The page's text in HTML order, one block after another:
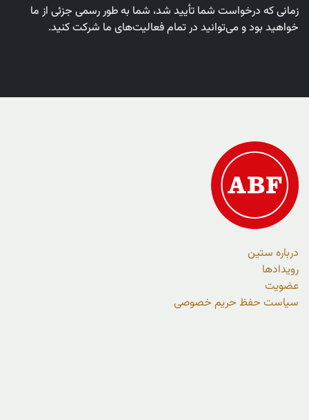
زمانی که درخواست شما تأیید شد، شما به طور رسمی جزئی از ما
خواهید بود و می‌توانید در تمام فعالیت‌های ما شرکت کنید.
درباره ستین
رویدادها
عضویت
سیاست حفظ حریم خصوصی